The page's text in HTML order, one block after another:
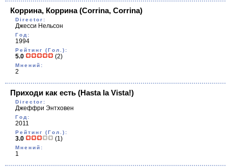
Коррина, Коррина(Corrina, Corrina)
Director:
Джесси Нельсон
Год:
1994
Рейтинг (Гол.):
5.0 (2)
Мнений:
2
Приходи как есть (Hasta la Vista!)
Director:
Джеффри Энтховен
Год:
2011
Рейтинг (Гол.):
3.0 (1)
Мнений:
1